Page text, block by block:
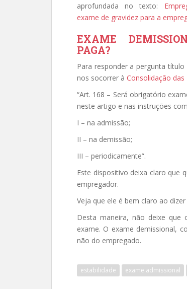
aprofundada no texto:
exame de gravidez para a
EXAME
PAGA?
Para responder a pergunta
nos socorrer à Consolidação
“Art. 168 – Será obrigatório
neste artigo e nas instruções
I – na admissão;
II – na demissão;
III – periodicamente”.
Este dispositivo deixa claro que
empregador.
Veja que ele é bem claro ao
Desta maneira, não deixe
exame. O exame demissional,
não do empregado.
estabilidade exame admissional